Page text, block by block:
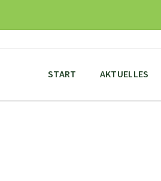
content
main
footer
START AKTUELLES